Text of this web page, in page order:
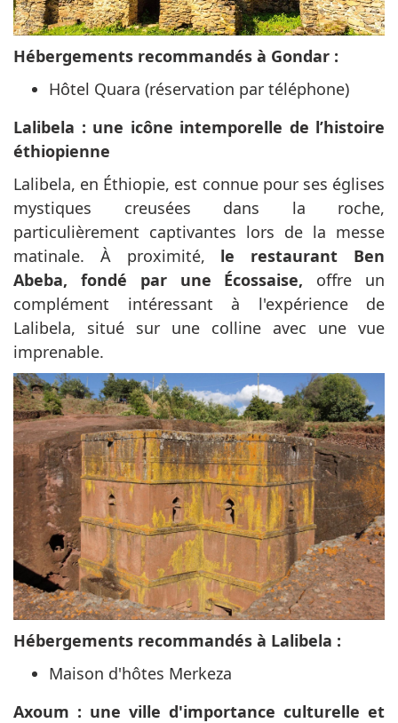
Hébergements recommandés à Gondar :
Hôtel Quara (réservation par téléphone)
Lalibela : une icône intemporelle de l’histoire
éthiopienne
Lalibela, en Éthiopie, est connue pour ses églises
mystiques creusées dans la roche,
particulièrement captivantes lors de la messe
matinale. À proximité, le restaurant Ben
Abeba, fondé par une Écossaise, offre un
complément intéressant à l'expérience de
Lalibela, situé sur une colline avec une vue
imprenable.
Hébergements recommandés à Lalibela :
Maison d'hôtes Merkeza
Axoum : une ville d'importance culturelle et